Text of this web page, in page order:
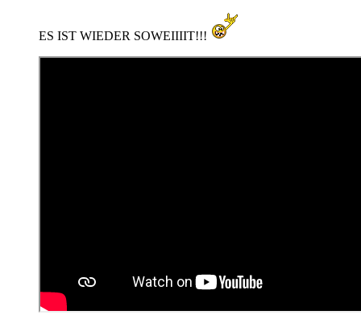
ES IST WIEDER SOWEIIIIT!!!